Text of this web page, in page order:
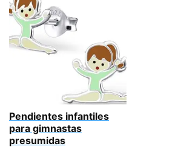
Pendientes infantiles
para gimnastas
presumidas